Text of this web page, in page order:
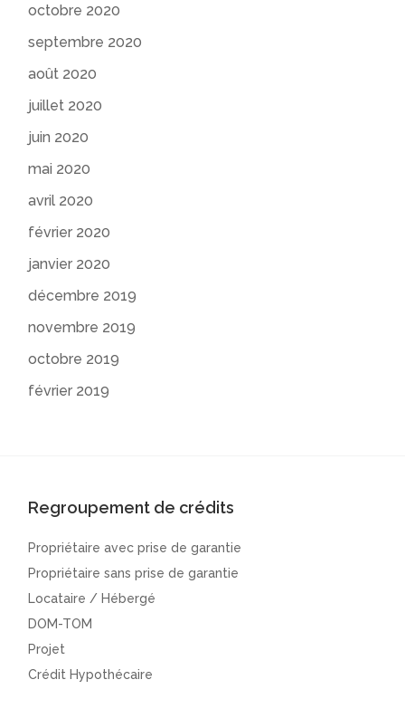
octobre 2020
septembre 2020
août 2020
juillet 2020
juin 2020
mai 2020
avril 2020
février 2020
janvier 2020
décembre 2019
novembre 2019
octobre 2019
février 2019
Regroupement de crédits
Propriétaire avec prise de garantie
Propriétaire sans prise de garantie
Locataire / Hébergé
DOM-TOM
Projet
Crédit Hypothécaire